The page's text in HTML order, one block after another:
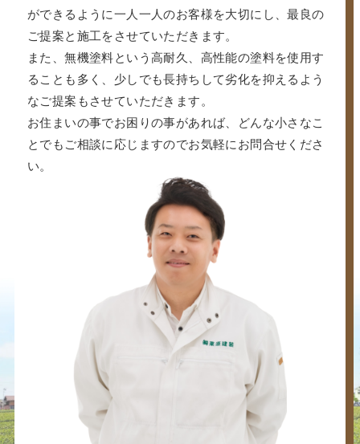
ができるように一人一人のお客様を大切にし、最良の
ご提案と施工をさせていただきます。
また、無機塗料という高耐久、高性能の塗料を使用す
ることも多く、少しでも長持ちして劣化を抑えるよう
なご提案もさせていただきます。
お住まいの事でお困りの事があれば、どんな小さなこ
とでもご相談に応じますのでお気軽にお問合せくださ
い。